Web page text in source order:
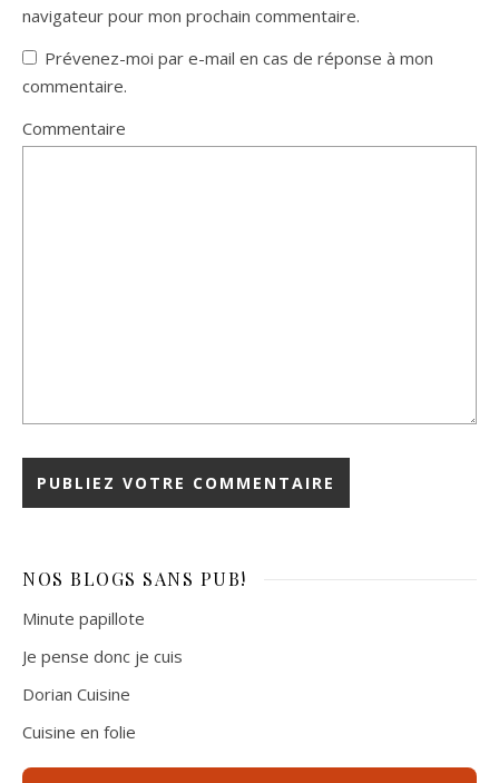
navigateur pour mon prochain commentaire.
Prévenez-moi par e-mail en cas de réponse à mon
commentaire.
Commentaire
NOS BLOGS SANS PUB!
Minute papillote
Je pense donc je cuis
Dorian Cuisine
Cuisine en folie